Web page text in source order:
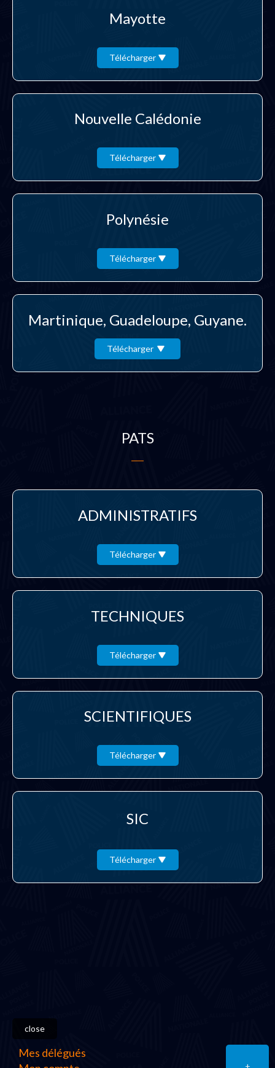
Mayotte
Télécharger
Nouvelle Calédonie
Télécharger
Polynésie
Télécharger
Martinique, Guadeloupe, Guyane.
Télécharger
PATS
ADMINISTRATIFS
Télécharger
TECHNIQUES
Télécharger
SCIENTIFIQUES
Télécharger
SIC
Télécharger
+
close
Mes délégués